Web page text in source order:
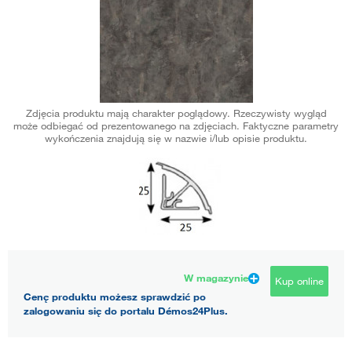
Zdjęcia produktu mają charakter poglądowy. Rzeczywisty wygląd
może odbiegać od prezentowanego na zdjęciach. Faktyczne parametry
wykończenia znajdują się w nazwie i/lub opisie produktu.
W magazynie
Cenę produktu możesz sprawdzić po
zalogowaniu się do portalu Démos24Plus.
Kup online